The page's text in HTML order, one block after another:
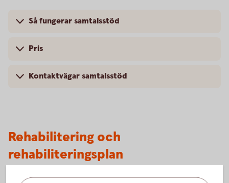
Så fungerar samtalsstöd
Pris
Kontaktvägar samtalsstöd
Rehabilitering och
rehabiliteringsplan